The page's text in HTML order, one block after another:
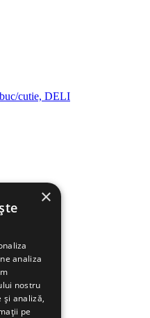
cutie, DELI
×
analiza
nostru
analiză,
pe